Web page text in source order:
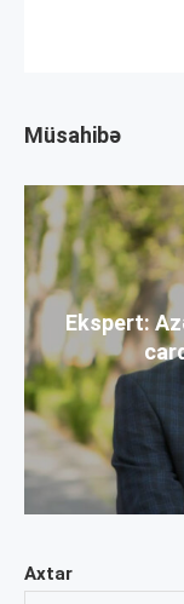
Axtar
Müsahibə
Ekspert: